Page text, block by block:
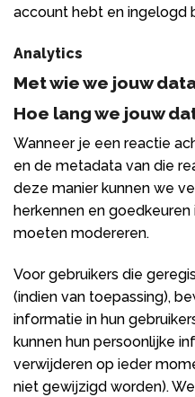
account hebt en ingelogd
Analytics
Met wie we jouw
Hoe lang we jouw
Wanneer je een reactie
en de metadata van die
deze manier kunnen we
herkennen en
moeten modereren.
Voor gebruikers die
(indien van toepassing),
informatie in hun
kunnen hun persoonlijke
verwijderen op ieder
niet gewijzigd worden).